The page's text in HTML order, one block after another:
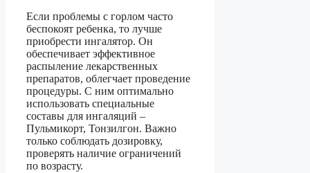
Если проблемы с горлом часто
беспокоят ребенка, то лучше
приобрести ингалятор. Он
обеспечивает эффективное
распыление лекарственных
препаратов, облегчает проведение
процедуры. С ним оптимально
использовать специальные
составы для ингаляций –
Пульмикорт, Тонзилгон. Важно
только соблюдать дозировку,
проверять наличие ограничений
по возрасту.